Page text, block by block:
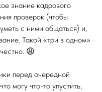
знание кадрового
проверок (чтобы
с ними общаться) и,
Такой «три в одном»
😩
перед очередной
могу что-то упустить,